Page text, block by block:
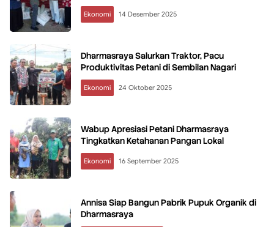
Ekonomi 14 Desember 2025
Dharmasraya Salurkan Traktor, Pacu
Produktivitas Petani di Sembilan Nagari
Ekonomi 24 Oktober 2025
Wabup Apresiasi Petani Dharmasraya
Tingkatkan Ketahanan Pangan Lokal
Ekonomi 16 September 2025
Annisa Siap Bangun Pabrik Pupuk Organik di
Dharmasraya